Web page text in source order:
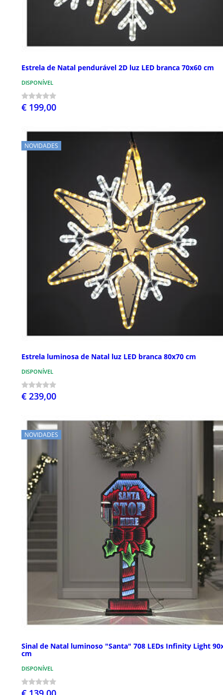
Estrela de Natal pendurável 2D luz LED branca 70x60 cm
DISPONÍVEL
€ 199,00
NOVIDADES
Estrela luminosa de Natal luz LED branca 80x70 cm
DISPONÍVEL
€ 239,00
NOVIDADES
Sinal de Natal luminoso "Santa" 708 LEDs Infinity Light
cm
DISPONÍVEL